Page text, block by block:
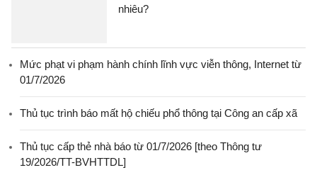
nhiêu?
Mức phạt vi phạm hành chính lĩnh vực viễn thông, Internet từ
01/7/2026
Thủ tục trình báo mất hộ chiếu phổ thông tại Công an cấp xã
Thủ tục cấp thẻ nhà báo từ 01/7/2026 [theo Thông tư
19/2026/TT-BVHTTDL]